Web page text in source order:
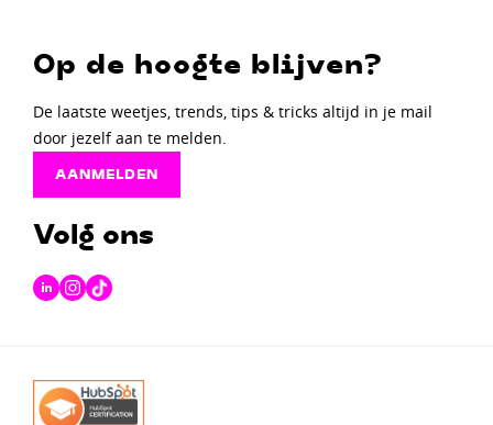
Op de hoogte blijven?
De laatste weetjes, trends, tips & tricks altijd in je mail
door jezelf aan te melden.
AANMELDEN
Volg ons